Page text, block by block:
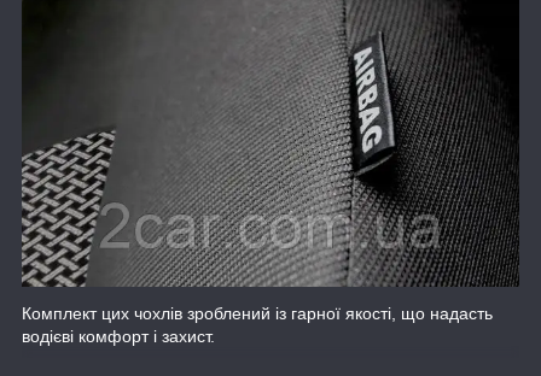
Комплект цих чохлів зроблений із гарної якості, що надасть
водієві комфорт і захист.